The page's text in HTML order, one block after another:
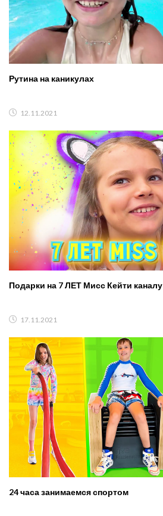
Рутина на каникулах
12.11.2021
Подарки на 7 ЛЕТ Мисс Кейти каналу
17.11.2021
24 часа занимаемся спортом